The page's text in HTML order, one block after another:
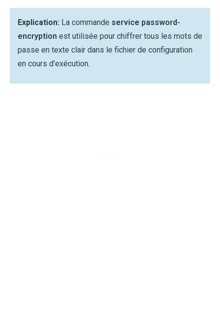
Explication: La commande service password-
encryption est utilisée pour chiffrer tous les mots de
passe en texte clair dans le fichier de configuration
en cours d’exécution.